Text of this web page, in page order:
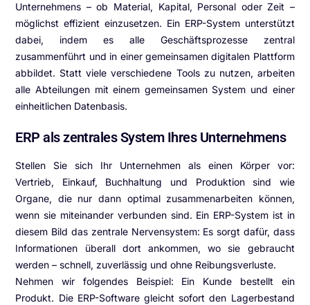
Unternehmens – ob Material, Kapital, Personal oder Zeit –
möglichst effizient einzusetzen. Ein ERP-System unterstützt
dabei, indem es alle Geschäftsprozesse zentral
zusammenführt und in einer gemeinsamen digitalen Plattform
abbildet. Statt viele verschiedene Tools zu nutzen, arbeiten
alle Abteilungen mit einem gemeinsamen System und einer
einheitlichen Datenbasis.
ERP als zentrales System Ihres Unternehmens
Stellen Sie sich Ihr Unternehmen als einen Körper vor:
Vertrieb, Einkauf, Buchhaltung und Produktion sind wie
Organe, die nur dann optimal zusammenarbeiten können,
wenn sie miteinander verbunden sind. Ein ERP-System ist in
diesem Bild das zentrale Nervensystem: Es sorgt dafür, dass
Informationen überall dort ankommen, wo sie gebraucht
werden – schnell, zuverlässig und ohne Reibungsverluste.
Nehmen wir folgendes Beispiel: Ein Kunde bestellt ein
Produkt. Die ERP-Software gleicht sofort den Lagerbestand